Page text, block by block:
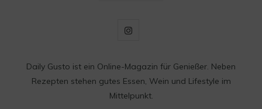
I
t
Daily Gusto ist ein Online-Magazin für Genießer. Neben
Rezepten stehen gutes Essen, Wein und Lifestyle im
Mittelpunkt.